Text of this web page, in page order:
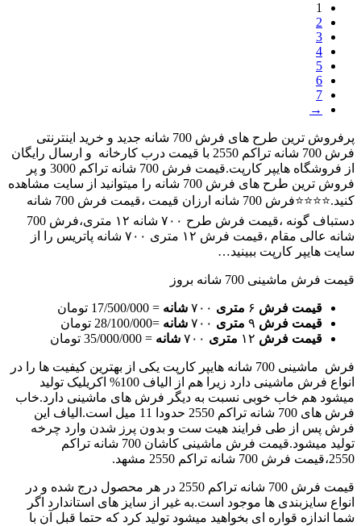
1
2
3
4
5
6
7
→
پرفروش ترین طرح های فرش 700 شانه جدید و خرید اینترنتی
فرش 700 شانه تراکم 2550 با قیمت درب کارخانه و ارسال رایگان
از فروشگاه هایپر کارپت.قیمت فرش 700 شانه تراکم 3000 و پر
فروش ترین طرح های فرش 700 شانه را میتوانید از سایت مشاهده
کنید.⭐⭐⭐⭐فرش 700 شانه ارزان قیمت ،قیمت فرش 700 شانه
دستباف گونه ،قیمت فرش طرح ۷۰۰ شانه ۱۲ متری،فرش 700
شانه عالی مقام ،قیمت فرش ۱۲ متری ۷۰۰ شانه پاتریس را از
سایت هایپر کارپت ببینید…
قیمت فرش ماشینی 700 شانه بروز
قیمت فرش متری شانه = 17/500/000 تومان
قیمت فرش
متری شانه =28/100/000 تومان
قیمت فرش
متری شانه = 35/000/000 تومان
فرش ماشینی 700 شانه هایپر کارپت یکی از بهترین کیفیت ها را در
انواع فرش ماشینی دارد زیرا هم از الیاف 100% اکریلیک تولید
میشود هم خاب خوبی نسبت به دیگر فرش های ماشینی دارد.خاب
فرش های 700 شانه تراکم 2550 حدودا 11 میل است.الیاف این
فرش پس از طی فرایند هیت ست و بدون پرز شدن وارد چرخه
تولید میشود.قیمت فرش ماشینی کاشان 700 شانه تراکم
2550،قیمت فرش 700 شانه تراکم 2550 مشهد.
قیمت فرش 700 شانه تراکم 2550 در هر محصول درج شده و در
انواع سایزبندی ها موجود است.به غیر از سایز های استاندارد اگر
شما اندازه قواره ای بخواهید میشود تولید کرد که حتما قبل آن با